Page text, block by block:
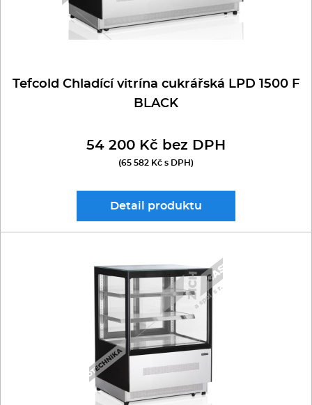
Tefcold Chladící vitrína cukrářská LPD 1500 F
BLACK
54 200 Kč bez DPH
(65 582 Kč s DPH)
Detail produktu